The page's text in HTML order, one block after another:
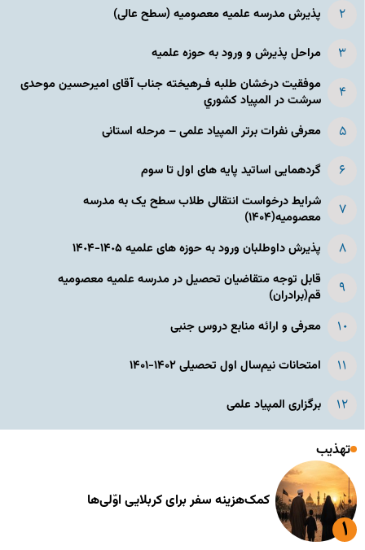
پذیرش مدرسه علمیه معصومیه‌ (سطح عالی)
مراحل پذیرش و ورود به حوزه علمیه
موفقیت درخشان طلبه فـرهیخته جناب آقای امیرحسین موحدی
سرشت در المپياد كشوري
معرفی نفرات برتر المپیاد علمی – مرحله استانی
گردهمایی اساتید پایه های اول تا سوم
شرایط درخواست انتقالی طلاب سطح یک به مدرسه
معصومیه(۱۴۰۴)
پذیرش داوطلبان ورود به حوزه های علمیه ١۴٠۵-١۴٠۴
قابل توجه متقاضیان تحصیل در مدرسه علمیه معصومیه
قم(برادران)
معرفی و ارائه منابع دروس جنبی
امتحانات نیم‌سال اول تحصیلی ۱۴۰۲-۱۴۰۱
برگزاری المپیاد علمی
تهذیب
کمک‌هزینه سفر برای کربلایی اوّلی‌ها